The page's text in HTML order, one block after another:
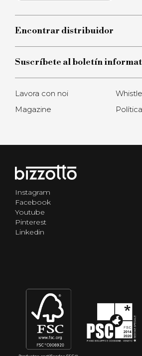
Encontrar distribuidor
Suscríbete al boletín
Lavora con noi
Magazine
Instagram
Facebook
Youtube
Pinterest
Linkedin